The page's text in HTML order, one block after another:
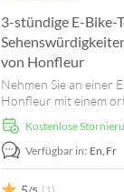
3-stündige E-Bike-
von Honfleur
Nehmen Sie an einer
Honfleur mit einem
Reiseführer teil und
wichtigsten
Erfahren Sie mehr
von Honfleur und
verborgenen Schätze.
kostenlose
Verfügbar in: En, Fr